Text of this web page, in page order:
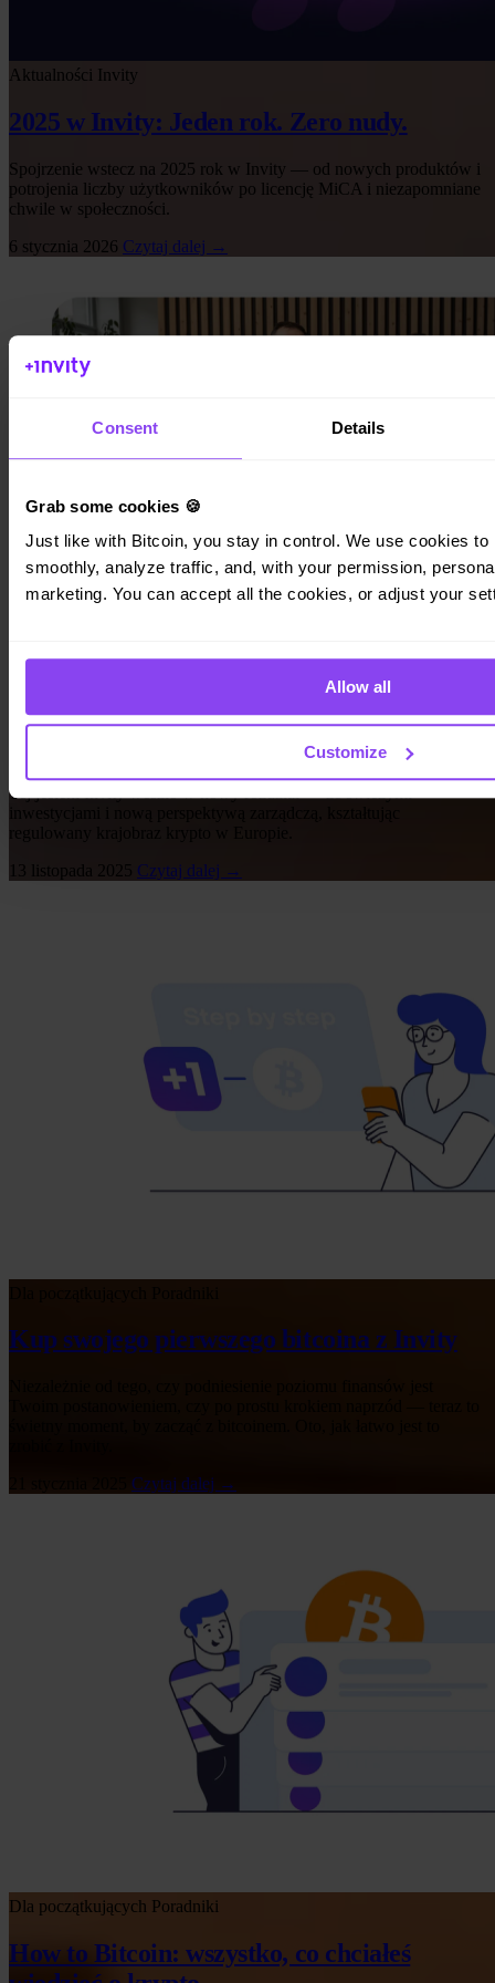
Consent Details
Grab some cookies 🍪
Just like with Bitcoin, you stay in control. We use cookies to
smoothly, analyze traffic, and, with your permission,
marketing. You can accept all the cookies, or adjust your
Allow all
Customize
Aktualności Invity
2025 w Invity: Jeden rok. Zero nudy.
Spojrzenie wstecz na 2025 rok w Invity — od nowych produktów i
potrojenia liczby użytkowników po licencję MiCA i niezapomniane
chwile w społeczności.
6 stycznia 2026 Czytaj dalej →
Rośniemy razem: nowe inwestycje, nowe
możliwości i silniejsze Invity
Tej jesieni Invity weszło w nowy rozdział — ze świeżymi
13 listopada 2025 Czytaj dalej →
Kup swojego pierwszego bitcoina z Invity
Czytaj dalej →
Dla początkujących Poradniki
How to Bitcoin: wszystko, co chciałeś